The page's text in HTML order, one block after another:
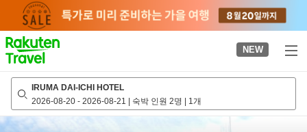
page
NEW
IRUMA DAI-ICHI HOTEL
2026-08-20 - 2026-08-21 | 숙박 인원 2명 | 1개